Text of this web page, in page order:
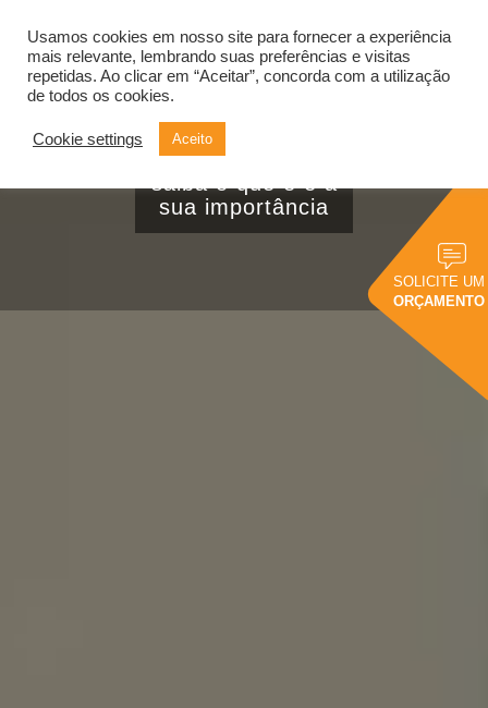
SOLICITE UM
ORÇAMENTO
Alternar
Data storytelling:
saiba o que é e a
sua importância
Usamos cookies em nosso site para fornecer a experiência
mais relevante, lembrando suas preferências e visitas
repetidas. Ao clicar em “Aceitar”, concorda com a utilização
de todos os cookies.
Cookie settings Aceito